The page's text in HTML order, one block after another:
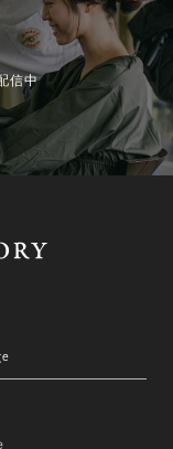
信中